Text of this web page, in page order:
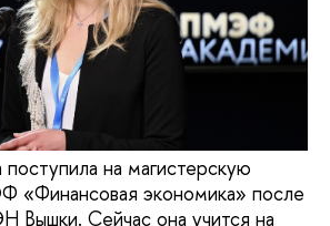
на магистерскую
экономика» после
Вышки. Сейчас она учится на